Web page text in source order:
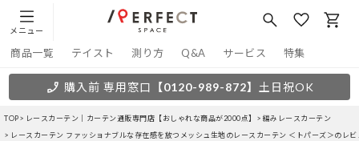
メニュー
商品一覧 テイスト 測り方 Q&A サービス 特集
購入前 専用窓口 【0120-989-872】 土日祝OK
TOP レースカーテン｜カーテン通販専門店【おしゃれな商品が2000点】
編みレースカーテン
レースカーテン ファッショナブルな存在感を放つメッシュ生地のレースカーテン ＜トパーズ＞のレビ